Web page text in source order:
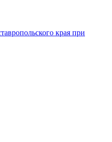
края при